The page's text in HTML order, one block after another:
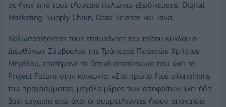
σε έναν από τους τέσσερις πυλώνες εξειδίκευσης: Digital
Marketing, Supply Chain, Data Science και Java.
Καλωσορίζοντας τους επιτυχόντες του τρίτου κύκλου ο
Διευθύνων Σύμβουλος της Τράπεζας Πειραιώς Χρήστος
Μεγάλου, επισήμανε το θετικό αποτύπωμα που έχει το
Project Future στην κοινωνία. «Στο πρώτο έτος υλοποίησης
του προγράμματος, μεγάλο μέρος των αποφοίτων έχει ήδη
βρει εργασία ενώ όλοι οι συμμετέχοντες έχουν αποκτήσει